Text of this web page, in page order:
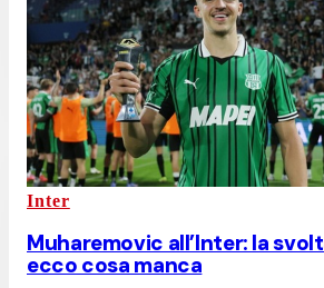
Inter
Muharemovic all’Inter: la
ecco cosa manca